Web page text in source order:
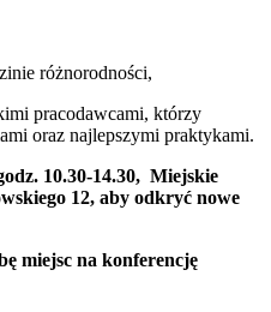
różnorodności,
pracodawcami, którzy
oraz najlepszymi praktykami.
10.30-14.30, Miejskie
12, aby odkryć nowe
miejsc na konferencję